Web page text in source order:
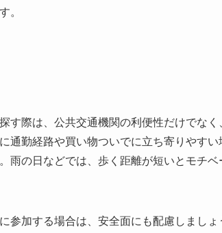
。
す際は、公共交通機関の利便性だけでな
通勤経路や買い物ついでに立ち寄りやす
雨の日などでは、歩く距離が短いとモチベ
参加する場合は、安全面にも配慮しまし